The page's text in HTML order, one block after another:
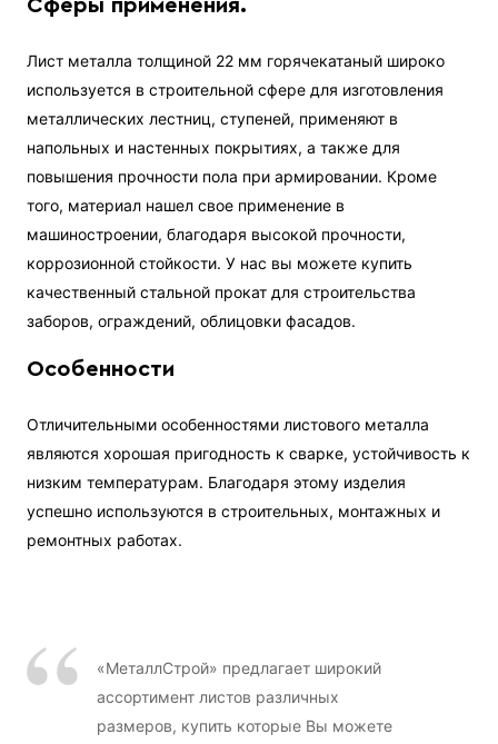
Сферы применения.
Лист металла толщиной 22 мм горячекатаный широко
используется в строительной сфере для изготовления
металлических лестниц, ступеней, применяют в
напольных и настенных покрытиях, а также для
повышения прочности пола при армировании. Кроме
того, материал нашел свое применение в
машиностроении, благодаря высокой прочности,
коррозионной стойкости. У нас вы можете купить
качественный стальной прокат для строительства
заборов, ограждений, облицовки фасадов.
Особенности
Отличительными особенностями листового металла
являются хорошая пригодность к сварке, устойчивость к
низким температурам. Благодаря этому изделия
успешно используются в строительных, монтажных и
ремонтных работах.
«МеталлСтрой» предлагает широкий
ассортимент листов различных
размеров, купить которые Вы можете